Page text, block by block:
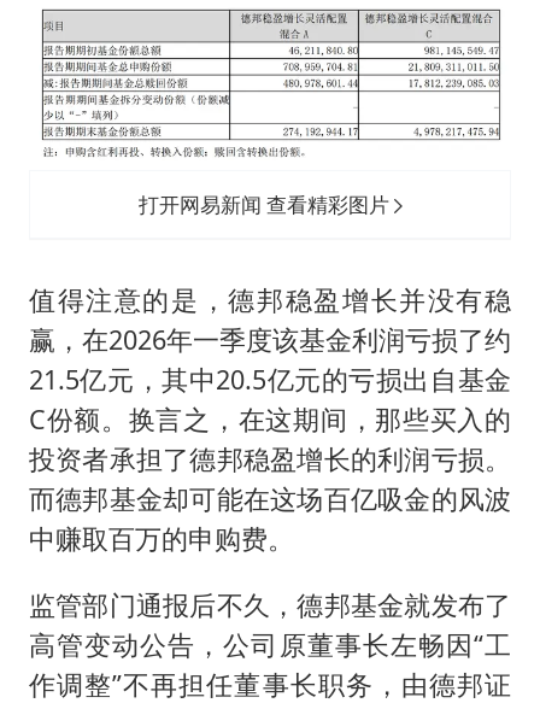
打开网易新闻 查看精彩图片
值得注意的是，德邦稳盈增长并没有稳
赢，在2026年一季度该基金利润亏损了约
21.5亿元，其中20.5亿元的亏损出自基金
C份额。换言之，在这期间，那些买入的
投资者承担了德邦稳盈增长的利润亏损。
而德邦基金却可能在这场百亿吸金的风波
中赚取百万的申购费。
监管部门通报后不久，德邦基金就发布了
高管变动公告，公司原董事长左畅因“工
作调整”不再担任董事长职务，由德邦证